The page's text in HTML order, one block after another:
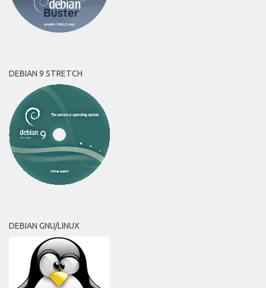
DEBIAN 9 STRETCH
DEBIAN GNU/LINUX